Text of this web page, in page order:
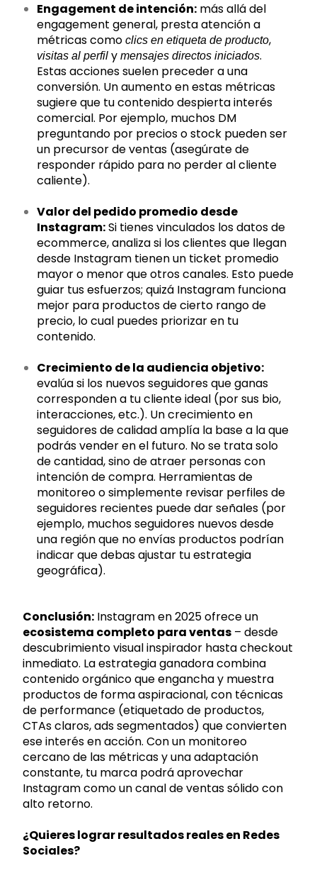
Engagement de intención: más allá del
engagement general, presta atención a
métricas comoclics en etiqueta de producto,
visitas al perfil ymensajes directos iniciados.
Estas acciones suelen preceder a una
conversión. Un aumento en estas métricas
sugiere que tu contenido despierta interés
comercial. Por ejemplo, muchos DM
preguntando por precios o stock pueden ser
un precursor de ventas (asegúrate de
responder rápido para no perder al cliente
caliente).
Valor del pedido promedio desde
Instagram:Si tienes vinculados los datos de
ecommerce, analiza si los clientes que llegan
desde Instagram tienen un ticket promedio
mayor o menor que otros canales. Esto puede
guiar tus esfuerzos; quizá Instagram funciona
mejor para productos de cierto rango de
precio, lo cual puedes priorizar en tu
contenido.
Crecimiento de la audiencia objetivo:
evalúa si los nuevos seguidores que ganas
corresponden a tu cliente ideal (por sus bio,
interacciones, etc.). Un crecimiento en
seguidores de calidad amplía la base a la que
podrás vender en el futuro. No se trata solo
de cantidad, sino de atraer personas con
intención de compra. Herramientas de
monitoreo o simplemente revisar perfiles de
seguidores recientes puede dar señales (por
ejemplo, muchos seguidores nuevos desde
una región que no envías productos podrían
indicar que debas ajustar tu estrategia
geográfica).
Conclusión: Instagram en 2025 ofrece un
ecosistema completo para ventas – desde
descubrimiento visual inspirador hasta checkout
inmediato. La estrategia ganadora combina
contenido orgánico que engancha y muestra
productos de forma aspiracional, con técnicas
de performance (etiquetado de productos,
CTAs claros, ads segmentados) que convierten
ese interés en acción. Con un monitoreo
cercano de las métricas y una adaptación
constante, tu marca podrá aprovechar
Instagram como un canal de ventas sólido con
alto retorno.
¿Quieres lograr resultados reales en Redes
Sociales?